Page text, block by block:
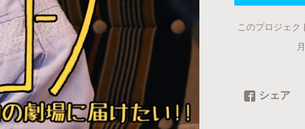
このプロジェク
シェア